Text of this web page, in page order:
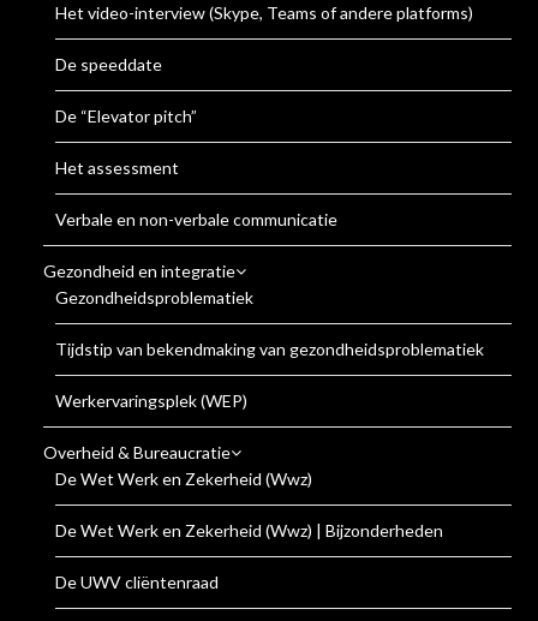
Het video-interview (Skype, Teams of andere platforms)
De speeddate
De “Elevator pitch”
Het assessment
Verbale en non-verbale communicatie
Gezondheid en integratie
Gezondheidsproblematiek
Tijdstip van bekendmaking van gezondheidsproblematiek
Werkervaringsplek (WEP)
Overheid & Bureaucratie
De Wet Werk en Zekerheid (Wwz)
De Wet Werk en Zekerheid (Wwz) | Bijzonderheden
De UWV cliëntenraad